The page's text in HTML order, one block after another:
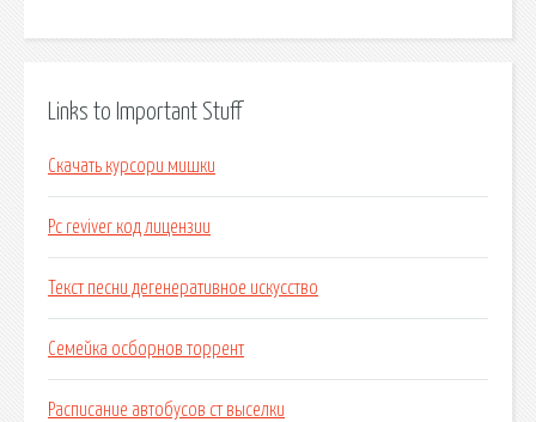
Links to Important Stuff
Скачать курсори мишки
Pc reviver код лицензии
Текст песни дегенеративное искусство
Семейка осборнов торрент
Расписание автобусов ст выселки